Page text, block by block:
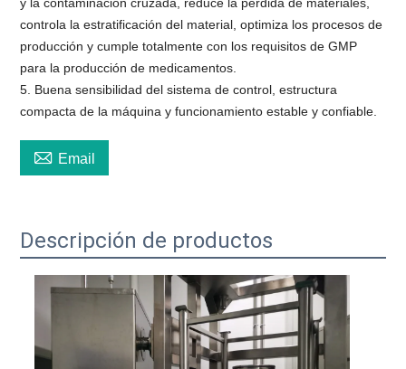
controla la estratificación del material, optimiza los procesos de
producción y cumple totalmente con los requisitos de GMP
para la producción de medicamentos.
5. Buena sensibilidad del sistema de control, estructura
compacta de la máquina y funcionamiento estable y confiable.
 Email
Descripción de productos